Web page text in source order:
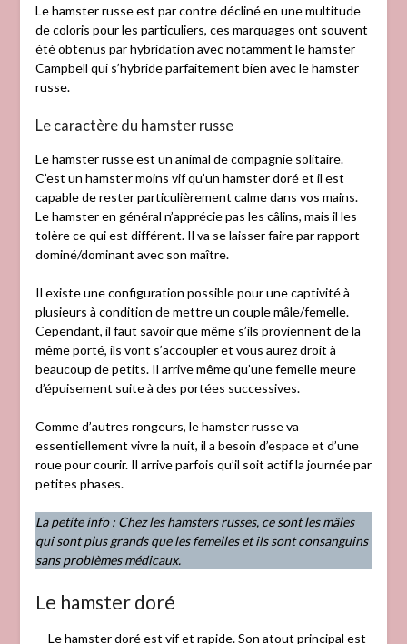
Le hamster russe est par contre décliné en une multitude
de coloris pour les particuliers, ces marquages ont souvent
été obtenus par hybridation avec notamment le hamster
Campbell qui s’hybride parfaitement bien avec le hamster
russe.
Le caractère du hamster russe
Le hamster russe est un animal de compagnie solitaire.
C’est un hamster moins vif qu’un hamster doré et il est
capable de rester particulièrement calme dans vos mains.
Le hamster en général n’apprécie pas les câlins, mais il les
tolère ce qui est différent. Il va se laisser faire par rapport
dominé/dominant avec son maître.
Il existe une configuration possible pour une captivité à
plusieurs à condition de mettre un couple mâle/femelle.
Cependant, il faut savoir que même s’ils proviennent de la
même porté, ils vont s’accoupler et vous aurez droit à
beaucoup de petits. Il arrive même qu’une femelle meure
d’épuisement suite à des portées successives.
Comme d’autres rongeurs, le hamster russe va
essentiellement vivre la nuit, il a besoin d’espace et d’une
roue pour courir. Il arrive parfois qu’il soit actif la journée par
petites phases.
La petite info : Chez les hamsters russes, ce sont les mâles
qui sont plus grands que les femelles et ils sont consanguins
sans problèmes médicaux.
Le hamster doré
Le hamster doré est vif et rapide. Son atout principal est